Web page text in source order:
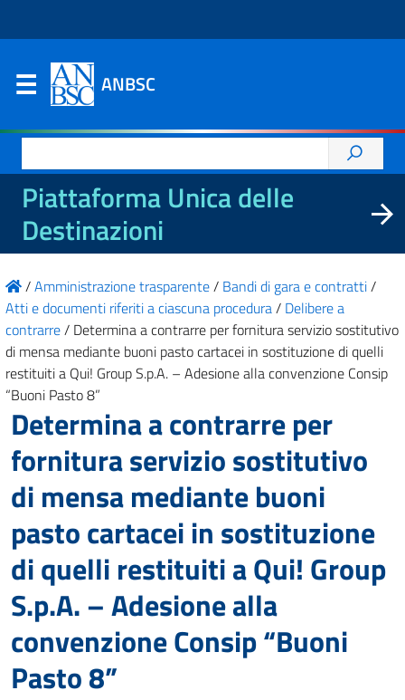
ANBSC
per:
Piattaforma Unica delle
Destinazioni
/Amministrazione trasparente/ Bandi di gara e contratti/
Atti e documenti riferiti a ciascuna procedura/ Delibere a
contrarre/ Determina a contrarre per fornitura servizio sostitutivo
di mensa mediante buoni pasto cartacei in sostituzione di quelli
restituiti a Qui! Group S.p.A. – Adesione alla convenzione Consip
“Buoni Pasto 8”
Determina a contrarre per
fornitura servizio sostitutivo
di mensa mediante buoni
pasto cartacei in sostituzione
di quelli restituiti a Qui! Group
S.p.A. – Adesione alla
convenzione Consip “Buoni
Pasto 8”